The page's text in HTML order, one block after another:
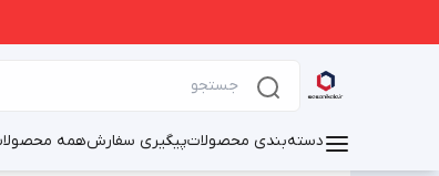
دسته‌بندی محصولاتپیگیری سفارشهمه